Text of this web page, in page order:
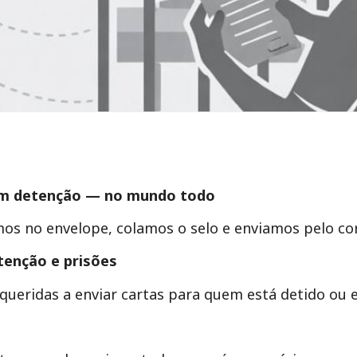
detenção — no mundo todo
no envelope, colamos o selo e enviamos pelo
e prisões
a enviar cartas para quem está detido ou